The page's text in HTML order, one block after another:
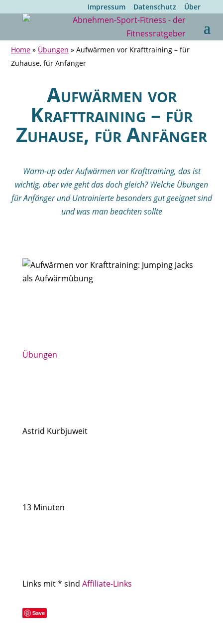
Impressum Datenschutz Über
Home » Übungen »Aufwärmen vor Krafttraining – für
Zuhause, für Anfänger
Aufwärmen vor
Krafttraining – für
Zuhause, für Anfänger
Warm-up oder Aufwärmen vor Krafttraining, das ist
wichtig, aber wie geht das doch gleich? Welche Übungen
für Anfänger und Untrainierte besonders gut geeignet sind
und was man beachten sollte
Übungen
Astrid Kurbjuweit
13 Minuten
Links mit * sind Affiliate-Links
Save